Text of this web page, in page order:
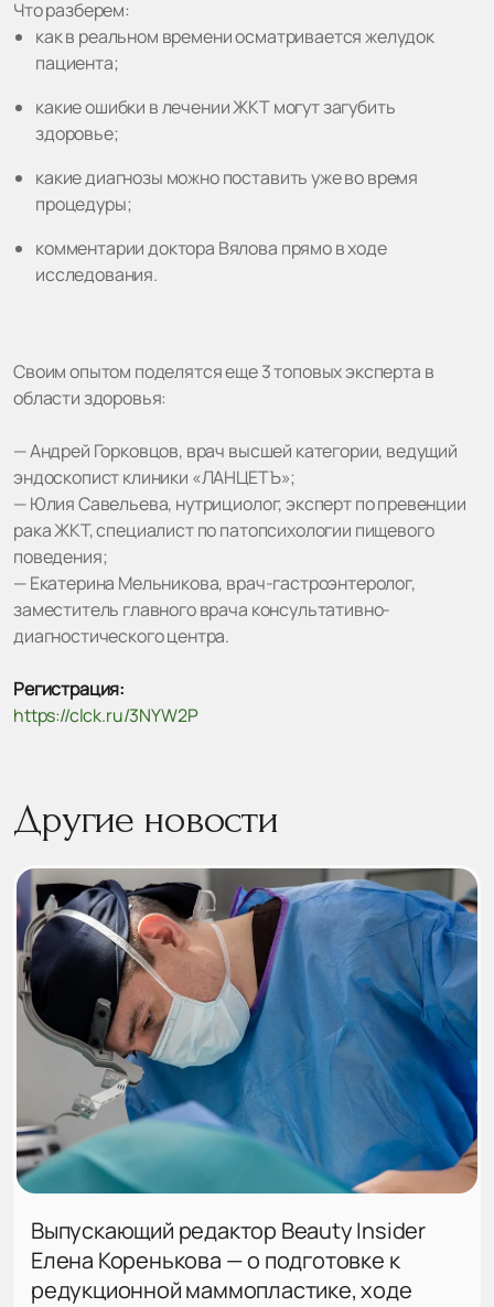
Что разберем:
как в реальном времени осматривается желудок
пациента;
какие ошибки в лечении ЖКТ могут загубить
здоровье;
какие диагнозы можно поставить уже во время
процедуры;
комментарии доктора Вялова прямо в ходе
исследования.
Своим опытом поделятся еще 3 топовых эксперта в
области здоровья:
— Андрей Горковцов, врач высшей категории, ведущий
эндоскопист клиники «ЛАНЦЕТЪ»;
— Юлия Савельева, нутрициолог, эксперт по превенции
рака ЖКТ, специалист по патопсихологии пищевого
поведения;
— Екатерина Мельникова, врач-гастроэнтеролог,
заместитель главного врача консультативно-
диагностического центра.
Регистрация:
https://clck.ru/3NYW2P
Другие новости
Выпускающий редактор Beauty Insider
Елена Коренькова — о подготовке к
редукционной маммопластике, ходе